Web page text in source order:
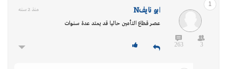
1
3
263
ابو نايفN منذ 2 سنه
عصر قطاع التأمين حاليا قد يمتد عدة سنوات